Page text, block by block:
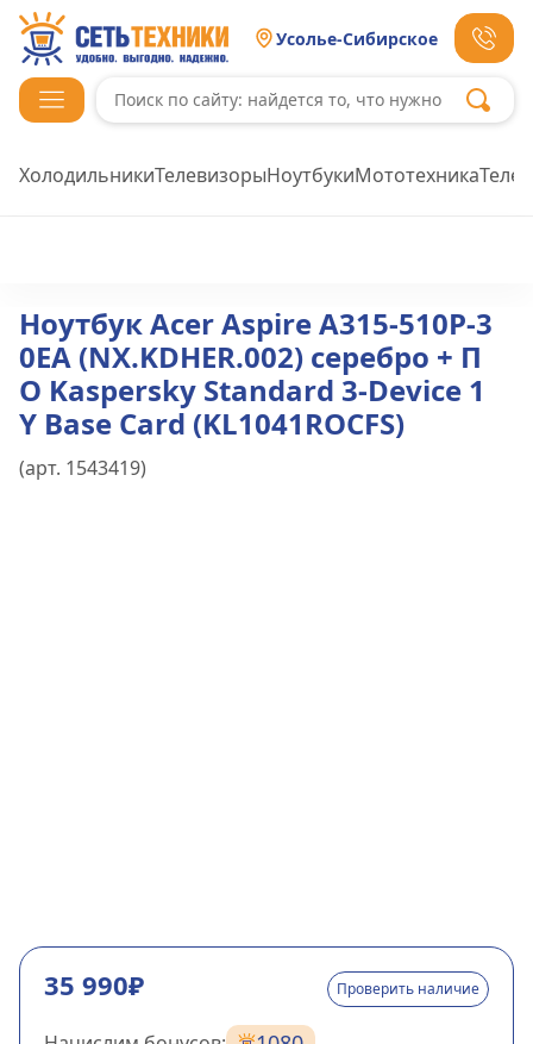
Усолье-Сибирское
ХолодильникиТелевизорыНоутбукиМототехника
Ноутбук Acer Aspire A315-510P-3
0EA (NX.KDHER.002) серебро + П
О Kaspersky Standard 3-Device 1
Y Base Card (KL1041ROCFS)
(арт. 1543419)
35 990₽ Проверить наличие